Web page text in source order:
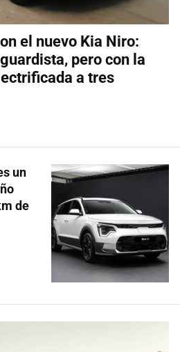
el nuevo Kia Niro:
pero con la
a tres
un
de